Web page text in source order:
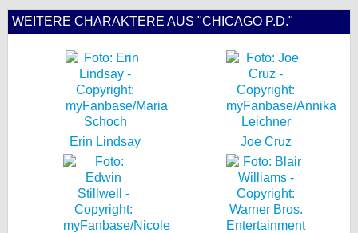
WEITERE CHARAKTERE AUS "CHICAGO P.D."
Erin Lindsay Joe Cruz